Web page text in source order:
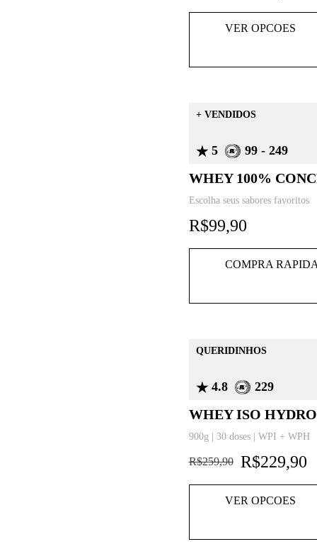
VER OPCOES
+ VENDIDOS
5 99 - 249
WHEY 100%
Escolha seus sabores favoritos
R$99,90
COMPRA
QUERIDINHOS
4.8 229
WHEY ISO HYDRO
900g | 30 doses | WPI + WPH
R$259,90 R$229,90
VER OPCOES